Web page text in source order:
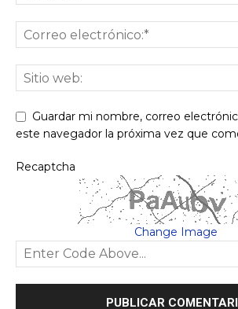
Guardar mi nombre, correo
este navegador la próxima vez que
Recaptcha
Change Image